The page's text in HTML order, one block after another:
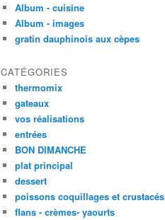
Album - cuisine
Album - images
gratin dauphinois aux cèpes
CATÉGORIES
thermomix
gateaux
vos réalisations
entrées
BON DIMANCHE
plat principal
dessert
poissons coquillages et crustacés
flans - crèmes- yaourts